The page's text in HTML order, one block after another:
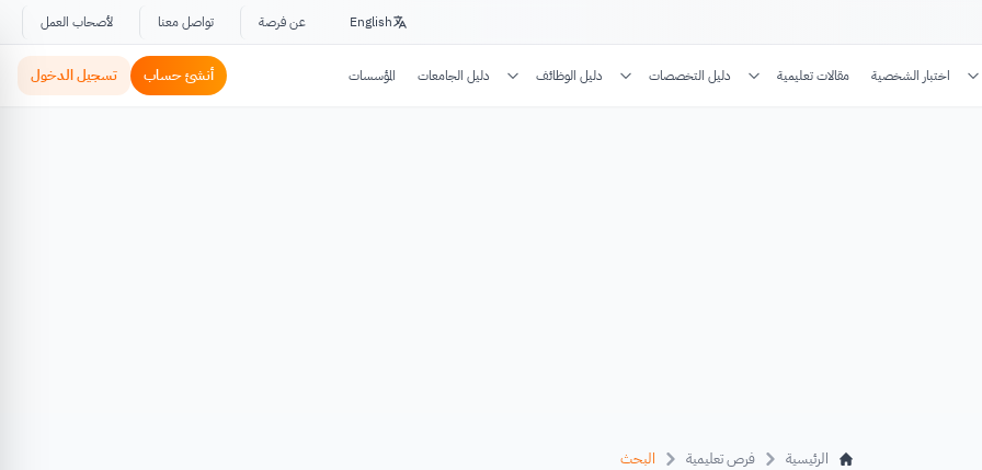
English عن فرصة تواصل معنا لأصحاب العمل
اختبار الشخصية مقالات تعليمية دليل التخصصات دليل الوظائف دليل الجامعات المؤسسات أنشئ حساب تسجيل الدخول
الرئيسية فرص تعليمية البحث